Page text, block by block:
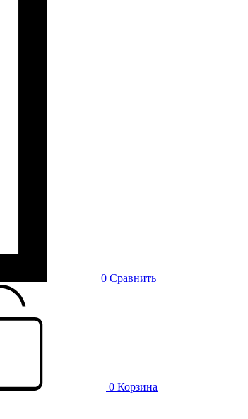
0 Сравнить
0 Корзина